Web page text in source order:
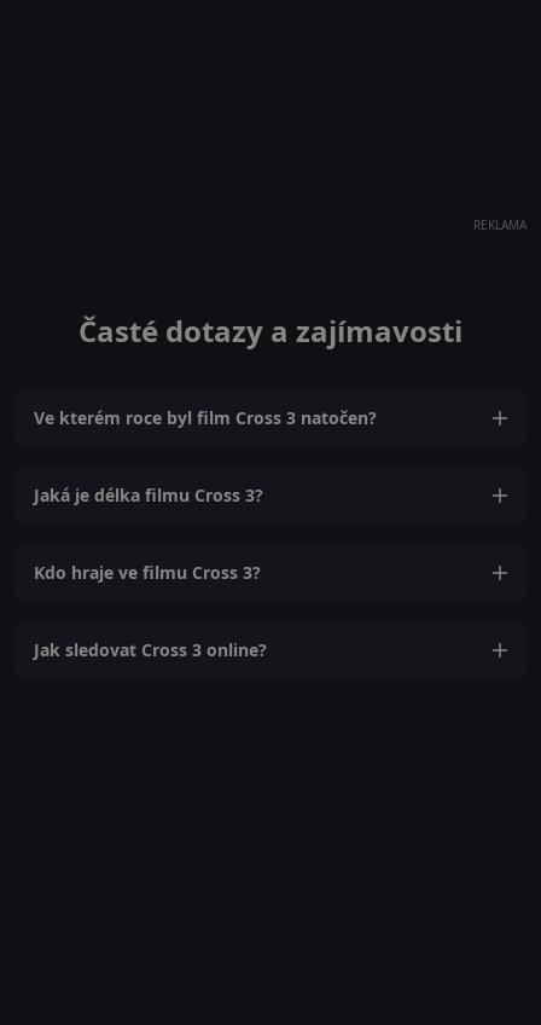
REKLAMA
Časté dotazy a zajímavosti
Ve kterém roce byl film Cross 3 natočen?
Jaká je délka filmu Cross 3?
Kdo hraje ve filmu Cross 3?
Jak sledovat Cross 3 online?